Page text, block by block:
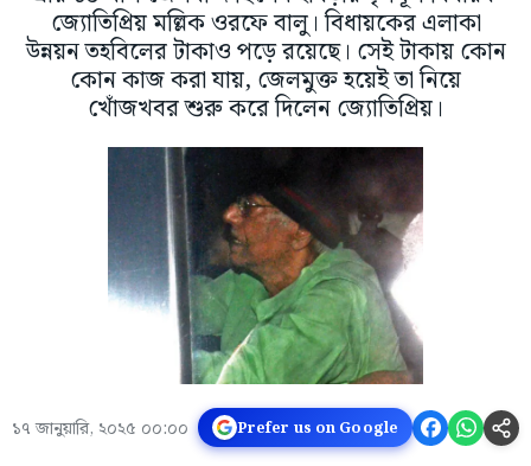
জ্যোতিপ্রিয় মল্লিক ওরফে বালু। বিধায়কের এলাকা
উন্নয়ন তহবিলের টাকাও পড়ে রয়েছে। সেই টাকায় কোন
কোন কাজ করা যায়, জেলমুক্ত হয়েই তা নিয়ে
খোঁজখবর শুরু করে দিলেন জ্যোতিপ্রিয়।
১৭ জানুয়ারি, ২০২৫ ০০:০০ Prefer us on Google